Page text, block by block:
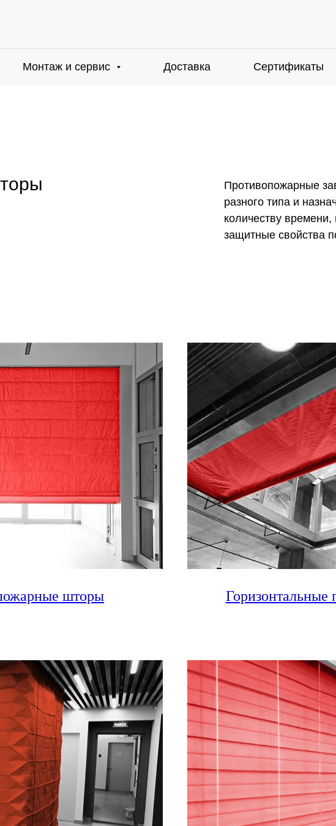
Монтаж и сервис Доставка Сертификаты
Противопожарные
разного типа и
количеству времени,
защитные свойства
шторы